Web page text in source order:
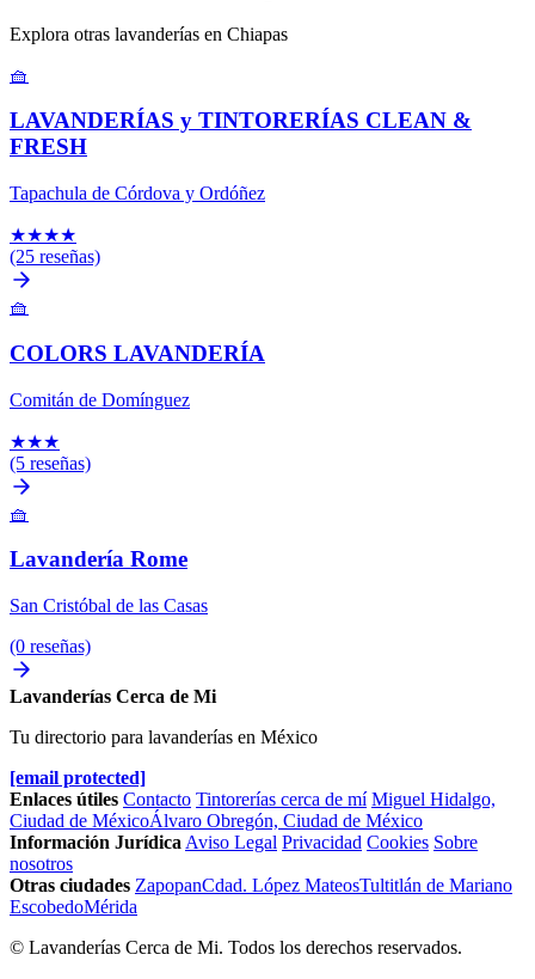
Explora otras lavanderías en Chiapas
🧺
LAVANDERÍAS y TINTORERÍAS CLEAN &
FRESH
Tapachula de Córdova y Ordóñez
★★★★
(25 reseñas)
🧺
COLORS LAVANDERÍA
Comitán de Domínguez
★★★
(5 reseñas)
🧺
Lavandería Rome
San Cristóbal de las Casas
(0 reseñas)
Lavanderías Cerca de Mi
Tu directorio para lavanderías en México
[email protected]
Enlaces útiles Contacto Tintorerías cerca de mí Miguel Hidalgo,
Ciudad de MéxicoÁlvaro Obregón, Ciudad de México
Información Jurídica Aviso Legal Privacidad Cookies Sobre
nosotros
Otras ciudades ZapopanCdad. López MateosTultitlán de Mariano
EscobedoMérida
© Lavanderías Cerca de Mi. Todos los derechos reservados.